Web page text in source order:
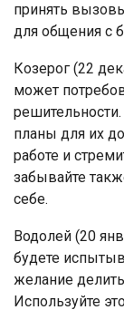
принять
для общения с
Козерог (22
может
планы для их
работе и
забывайте
себе.
Водолей (20
будете
желание
Используйте